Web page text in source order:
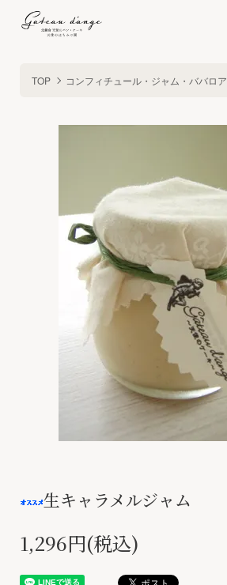
TOP コンフィチュール・ジャム・ババロア
生キャラメルジャム
1,296円(税込)